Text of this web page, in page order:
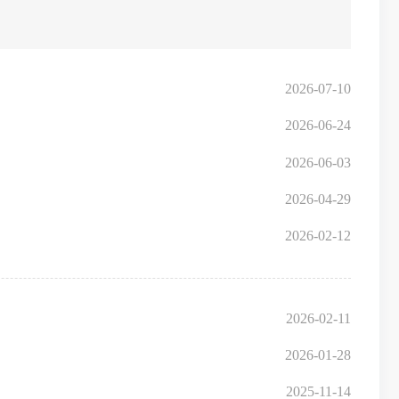
2026-07-10
2026-06-24
2026-06-03
2026-04-29
2026-02-12
2026-02-11
2026-01-28
2025-11-14